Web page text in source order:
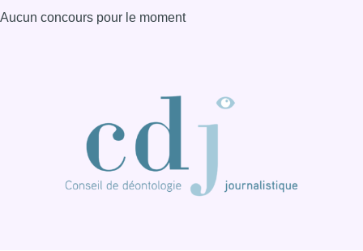
Aucun concours pour le moment